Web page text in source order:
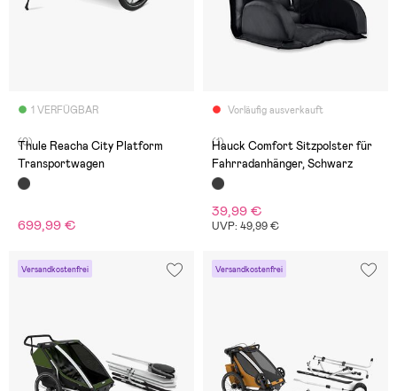
1 VERFÜGBAR
(0)
Thule Reacha City Platform
Transportwagen
699,99 €
Vorläufig ausverkauft
(1)
Hauck Comfort Sitzpolster für
Fahrradanhänger, Schwarz
39,99 €
UVP: 49,99 €
Versandkostenfrei Versandkostenfrei